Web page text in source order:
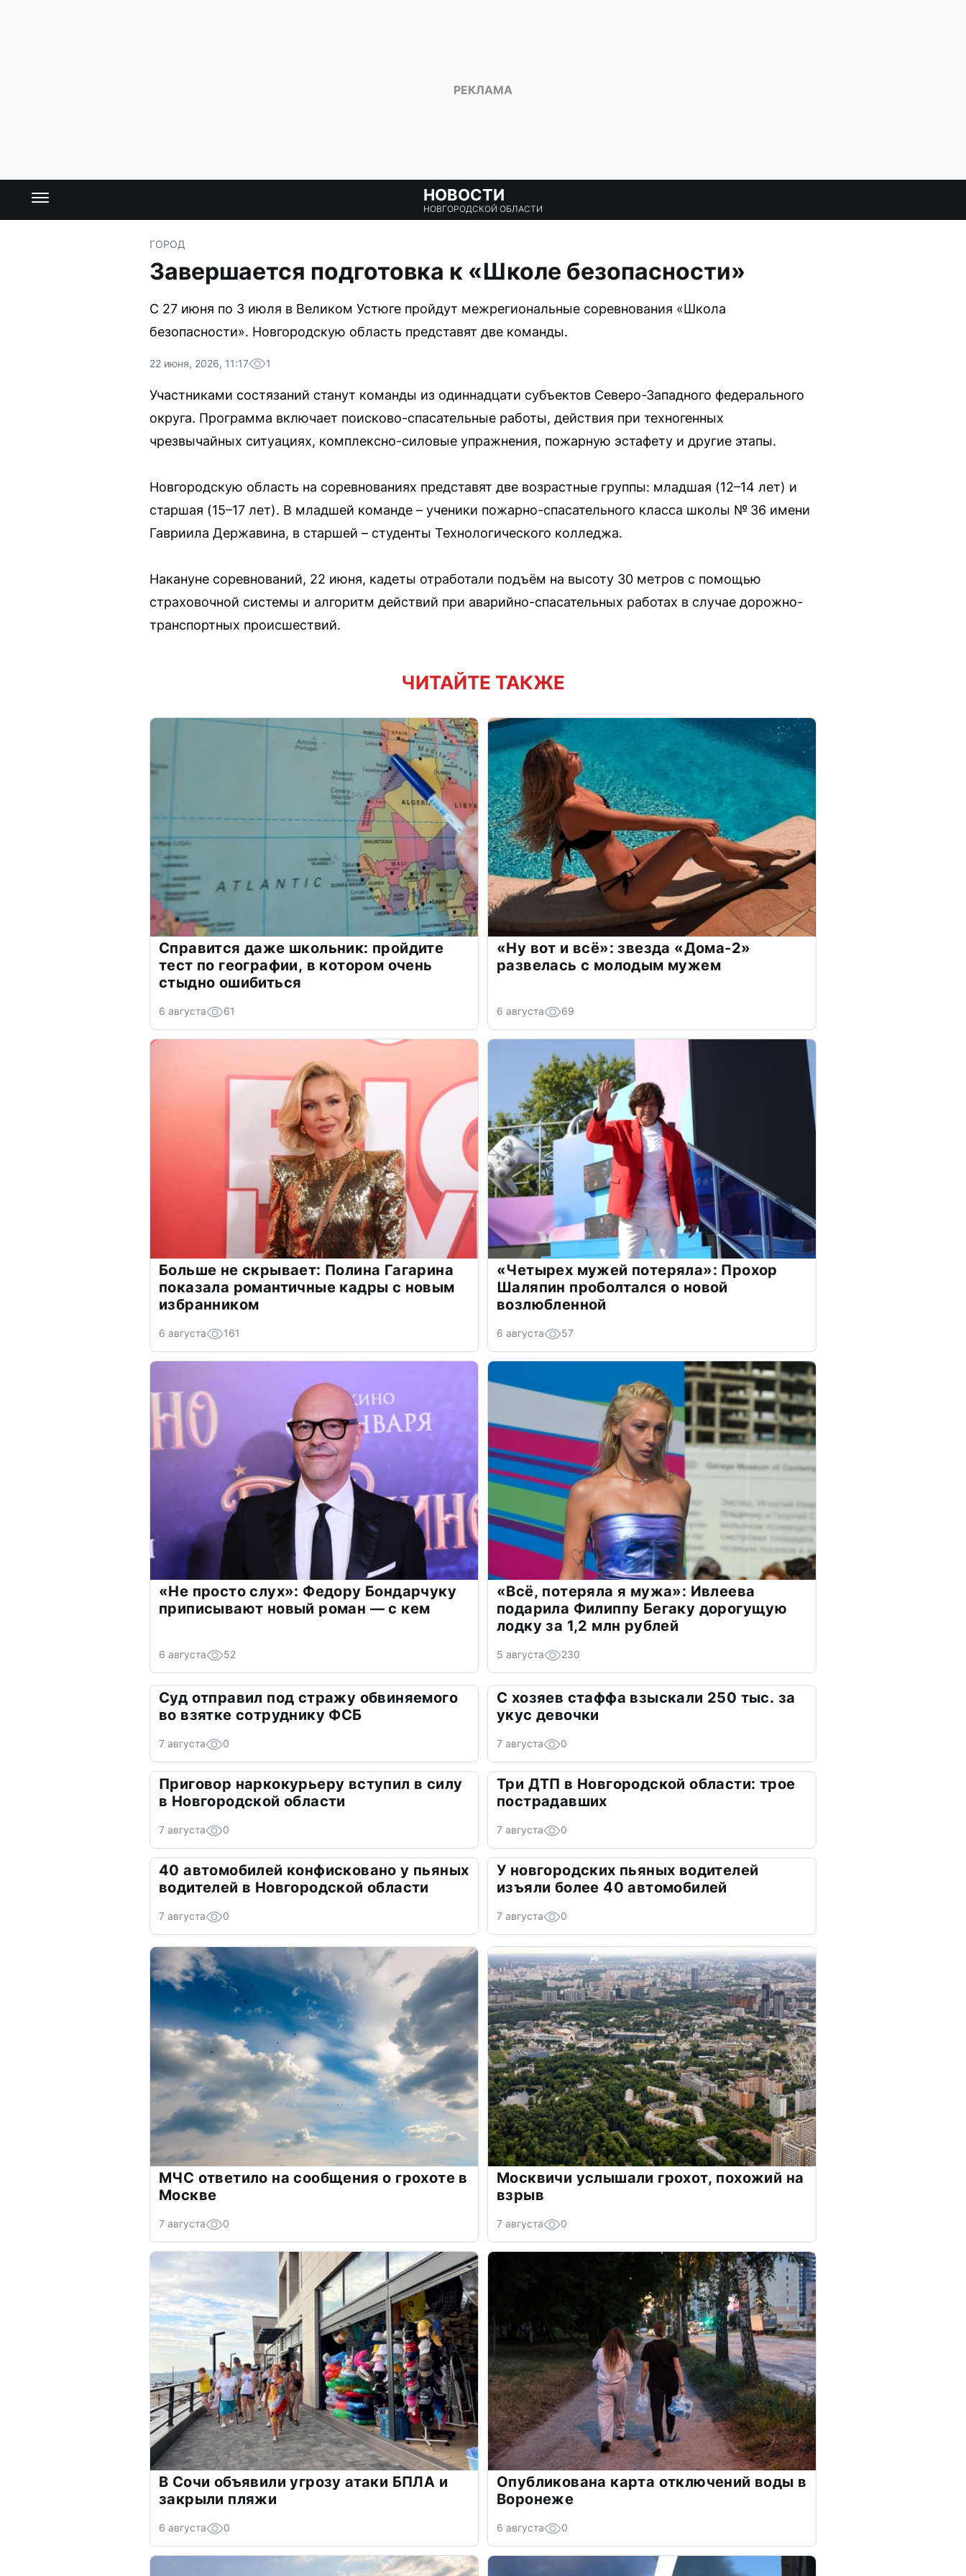
НОВОСТИ
НОВГОРОДСКОЙ ОБЛАСТИ
ГОРОД
Завершается подготовка к «Школе безопасности»
С 27 июня по 3 июля в Великом Устюге пройдут межрегиональные соревнования «Школа
безопасности». Новгородскую область представят две команды.
22 июня, 2026, 11:17 1
Участниками состязаний станут команды из одиннадцати субъектов Северо-Западного федерального
округа. Программа включает поисково-спасательные работы, действия при техногенных
чрезвычайных ситуациях, комплексно-силовые упражнения, пожарную эстафету и другие этапы.
Новгородскую область на соревнованиях представят две возрастные группы: младшая (12–14 лет) и
старшая (15–17 лет). В младшей команде – ученики пожарно-спасательного класса школы № 36 имени
Гавриила Державина, в старшей – студенты Технологического колледжа.
Накануне соревнований, 22 июня, кадеты отработали подъём на высоту 30 метров с помощью
страховочной системы и алгоритм действий при аварийно-спасательных работах в случае дорожно-
транспортных происшествий.
ЧИТАЙТЕ ТАКЖЕ
Справится даже школьник: пройдите
тест по географии, в котором очень
стыдно ошибиться
6 августа 61
«Ну вот и всё»: звезда «Дома-2»
развелась с молодым мужем
6 августа 69
Больше не скрывает: Полина Гагарина
показала романтичные кадры с новым
избранником
6 августа 161
«Четырех мужей потеряла»: Прохор
Шаляпин проболтался о новой
возлюбленной
6 августа 57
«Не просто слух»: Федору Бондарчуку
приписывают новый роман — с кем
6 августа 52
«Всё, потеряла я мужа»: Ивлеева
подарила Филиппу Бегаку дорогущую
лодку за 1,2 млн рублей
5 августа 230
Суд отправил под стражу обвиняемого
во взятке сотруднику ФСБ
7 августа 0
С хозяев стаффа взыскали 250 тыс. за
укус девочки
7 августа 0
Приговор наркокурьеру вступил в силу
в Новгородской области
7 августа 0
Три ДТП в Новгородской области: трое
пострадавших
7 августа 0
40 автомобилей конфисковано у пьяных
водителей в Новгородской области
7 августа 0
У новгородских пьяных водителей
изъяли более 40 автомобилей
7 августа 0
МЧС ответило на сообщения о грохоте в
Москве
7 августа 0
Москвичи услышали грохот, похожий на
взрыв
7 августа 0
В Сочи объявили угрозу атаки БПЛА и
закрыли пляжи
6 августа 0
Опубликована карта отключений воды в
Воронеже
6 августа 0